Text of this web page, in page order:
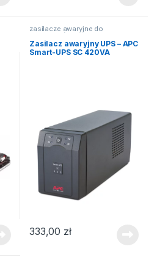
zasilacze awaryjne do
komputerów
Zasilacz awaryjny UPS – APC
Smart-UPS SC 420VA
333,00 zł